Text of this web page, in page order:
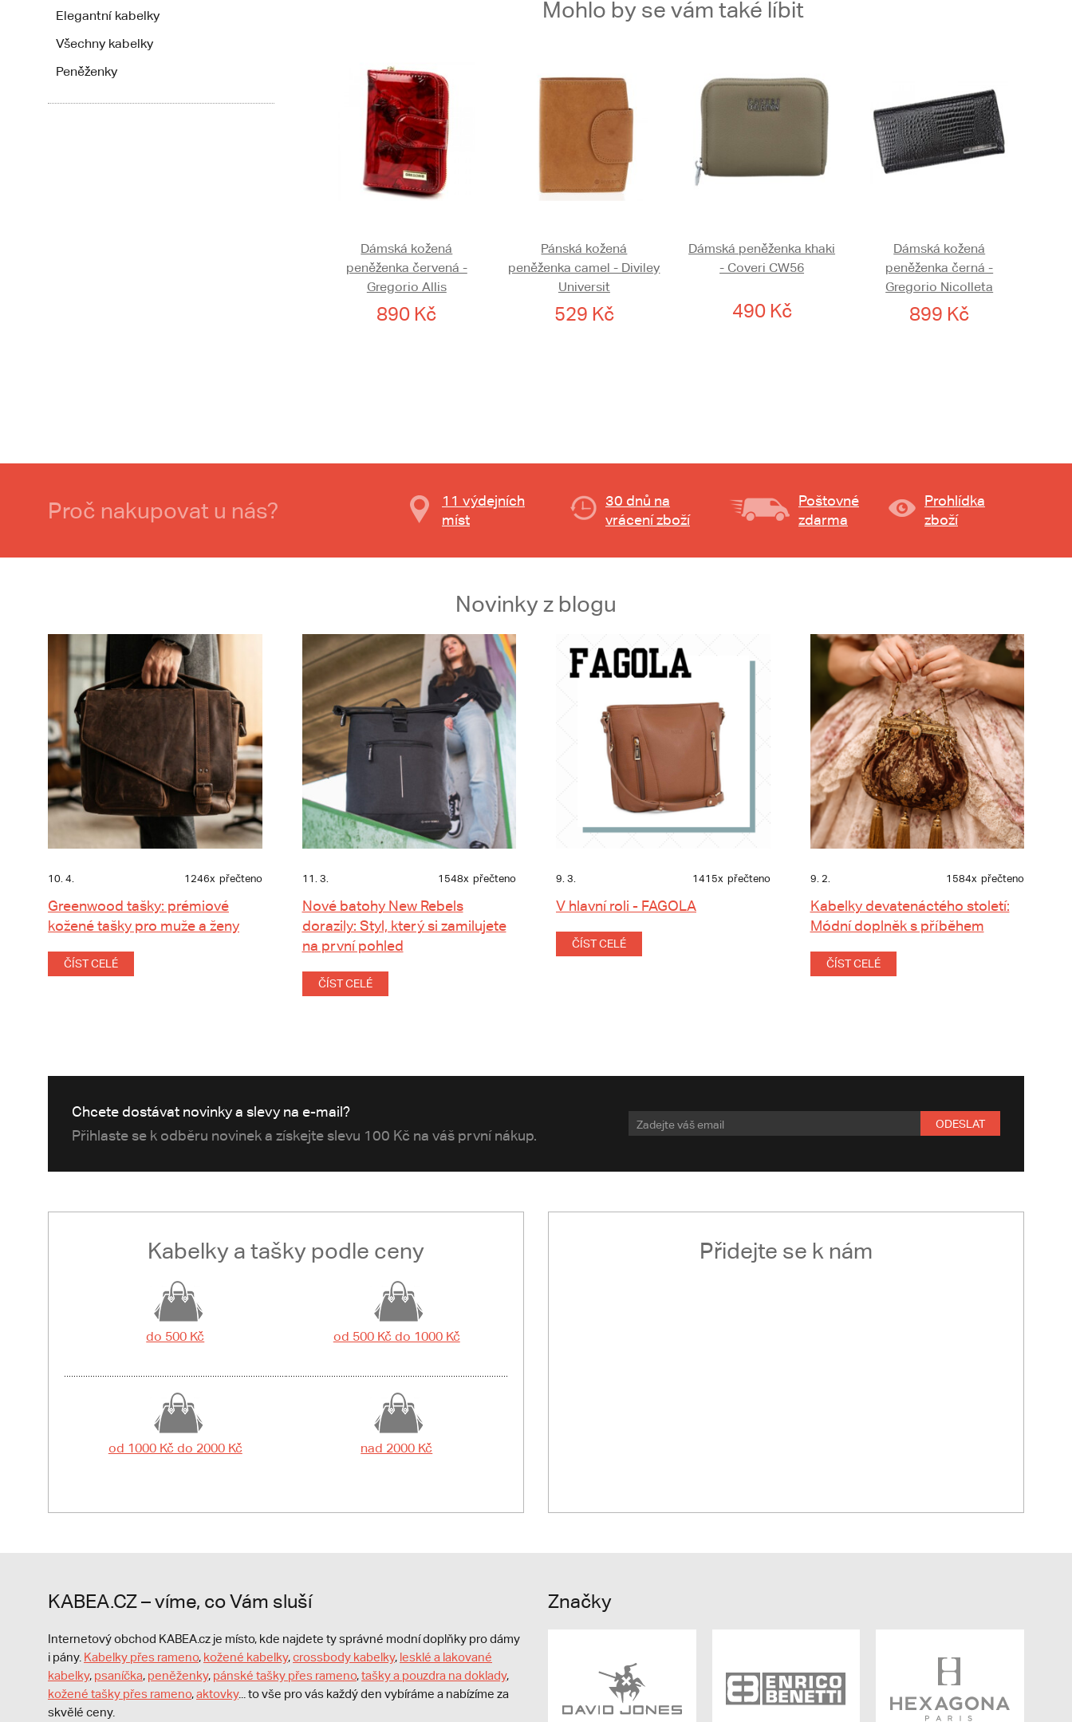
Elegantní kabelky
Všechny kabelky
Peněženky
Mohlo by se vám také líbit
Dámská kožená
peněženka červená -
Gregorio Allis
890 Kč
Pánská kožená
peněženka camel - Diviley
Universit
529 Kč
Dámská peněženka khaki
- Coveri CW56
490 Kč
Dámská kožená
peněženka černá -
Gregorio Nicolleta
899 Kč
Proč nakupovat u nás?
11 výdejních
míst
30 dnů na
vrácení zboží
Poštovné
zdarma
Prohlídka
zboží
Novinky z blogu
10. 4. 1246x přečteno
Greenwood tašky: prémiové
kožené tašky pro muže a ženy
ČÍST CELÉ
11. 3. 1548x přečteno
Nové batohy New Rebels
dorazily: Styl, který si zamilujete
na první pohled
ČÍST CELÉ
9. 3. 1415x přečteno
V hlavní roli - FAGOLA
ČÍST CELÉ
9. 2. 1584x přečteno
Kabelky devatenáctého století:
Módní doplněk s příběhem
ČÍST CELÉ
Chcete dostávat novinky a slevy na e-mail?
Přihlaste se k odběru novinek a získejte slevu 100 Kč na váš první nákup.
ODESLAT
Kabelky a tašky podle ceny
do 500 Kč od 500 Kč do 1000 Kč
od 1000 Kč do 2000 Kč nad 2000 Kč
Přidejte se k nám
KABEA.CZ – víme, co Vám sluší
Internetový obchod KABEA.cz je místo, kde najdete ty správné modní doplňky pro dámy
i pány. Kabelky přes rameno, kožené kabelky,crossbody kabelky, lesklé a lakované
kabelky, psaníčka, peněženky, pánské tašky přes rameno,tašky a pouzdra na doklady,
kožené tašky přes rameno,aktovky... to vše pro vás každý den vybíráme a nabízíme za
skvělé ceny.
Značky